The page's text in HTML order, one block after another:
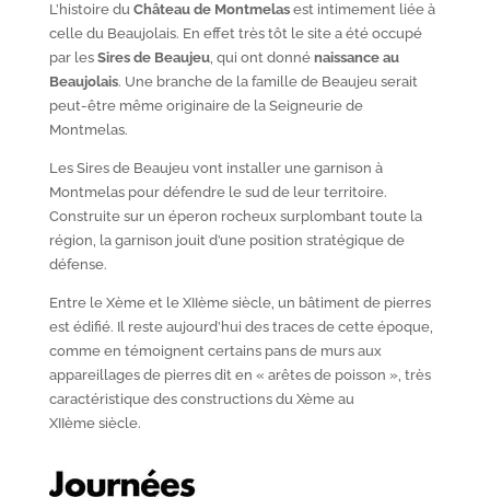
L’histoire duChâteau de Montmelasest intimement liée à
celle du Beaujolais. En effet très tôt le site a été occupé
par les Sires de Beaujeu, qui ont donné naissance au
Beaujolais. Une branche de la famille de Beaujeu serait
peut-être même originaire de la Seigneurie de
Montmelas.
Les Sires de Beaujeu vont installer une garnison à
Montmelas pour défendre le sud de leur territoire.
Construite sur un éperon rocheux surplombant toute la
région, la garnison jouit d’une position stratégique de
défense.
Entre le Xèmeet le XIIèmesiècle, un bâtiment de pierres
est édifié. Il reste aujourd’hui des traces de cette époque,
comme en témoignent certains pans de murs aux
appareillages de pierres dit en « arêtes de poisson », très
caractéristique des constructions du Xèmeau
XIIèmesiècle.